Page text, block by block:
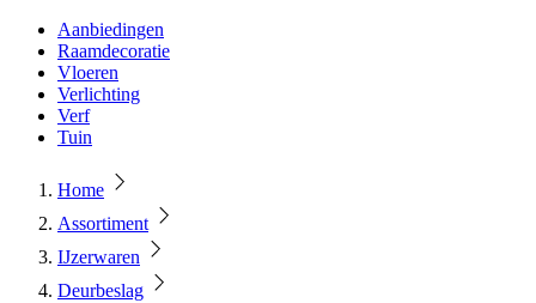
Aanbiedingen
Raamdecoratie
Vloeren
Verlichting
Verf
Tuin
Home
Assortiment
IJzerwaren
Deurbeslag